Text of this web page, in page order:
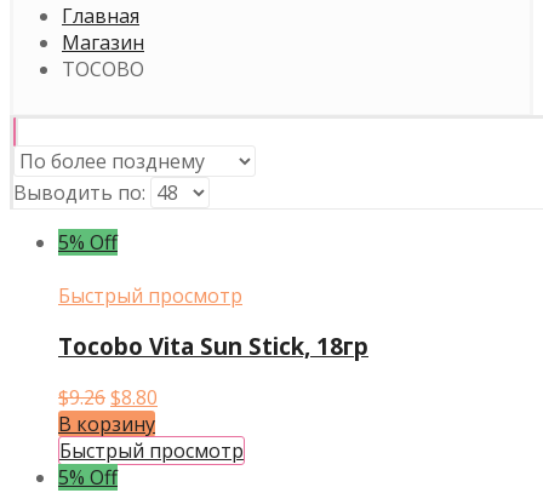
Главная
Магазин
TOCOBO
Выводить по:
5% Off
Быстрый просмотр
Tocobo Vita Sun Stick, 18гр
$9.26Первоначальная
цена
составляла
$9.26.
$8.80
$8.80.
В корзину
Быстрый просмотр
5% Off